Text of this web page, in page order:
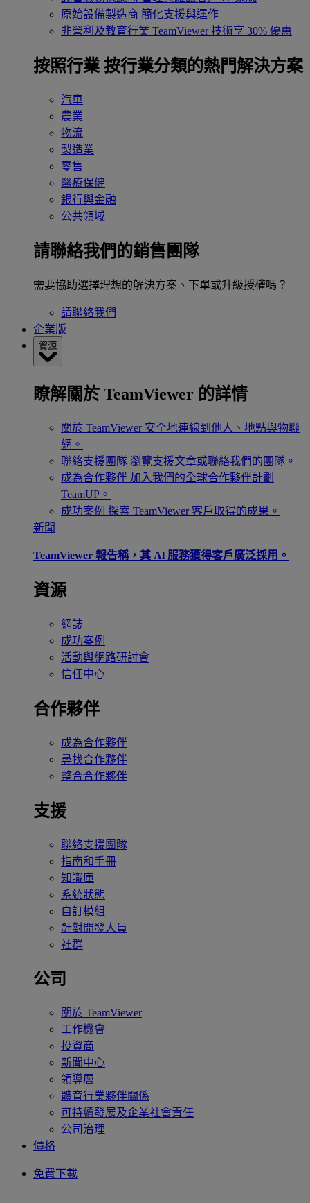
原始設備製造商 簡化支援與運作
非營利及教育行業 TeamViewer 技術享 30% 優惠
按照行業 按行業分類的熱門解決方案
汽車
農業
物流
製造業
零售
醫療保健
銀行與金融
公共領域
請聯絡我們的銷售團隊
需要協助選擇理想的解決方案、下單或升級授權嗎？
請聯絡我們
企業版
資源
瞭解關於 TeamViewer 的詳情
關於 TeamViewer 安全地連線到他人、地點與物聯
網。
聯絡支援團隊 瀏覽支援文章或聯絡我們的團隊。
成為合作夥伴 加入我們的全球合作夥伴計劃
TeamUP。
成功案例 探索 TeamViewer 客戶取得的成果。
新聞
TeamViewer 報告稱，其 Al 服務獲得客戶廣泛採用。
資源
網誌
成功案例
活動與網路研討會
信任中心
合作夥伴
成為合作夥伴
尋找合作夥伴
整合合作夥伴
支援
聯絡支援團隊
指南和手冊
知識庫
系統狀態
自訂模組
針對開發人員
社群
公司
關於 TeamViewer
工作機會
投資商
新聞中心
領導層
體育行業夥伴關係
可持續發展及企業社會責任
公司治理
價格
免費下載